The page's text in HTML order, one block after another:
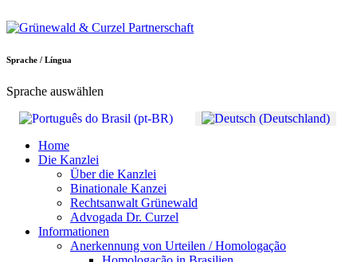
Sprache / Língua
Sprache auswählen
Home
Die Kanzlei
Über die Kanzlei
Binationale Kanzei
Rechtsanwalt Grünewald
Advogada Dr. Curzel
Informationen
Anerkennung von Urteilen / Homologação